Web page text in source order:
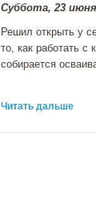
Суббота, 23 июня
Решил открыть у
то, как работать с
собирается
Читать дальше